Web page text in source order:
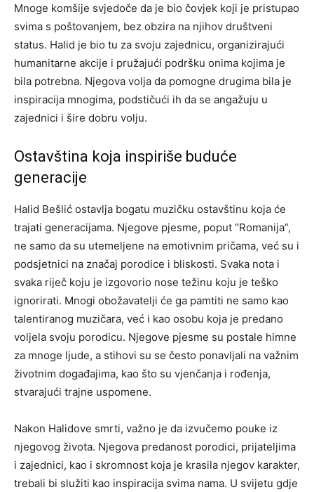
Mnoge komšije svjedoče da je bio čovjek koji je pristupao
svima s poštovanjem, bez obzira na njihov društveni
status. Halid je bio tu za svoju zajednicu, organizirajući
humanitarne akcije i pružajući podršku onima kojima je
bila potrebna. Njegova volja da pomogne drugima bila je
inspiracija mnogima, podstičući ih da se angažuju u
zajednici i šire dobru volju.
Ostavština koja inspiriše buduće
generacije
Halid Bešlić ostavlja bogatu muzičku ostavštinu koja će
trajati generacijama. Njegove pjesme, poput “Romanija”,
ne samo da su utemeljene na emotivnim pričama, već su i
podsjetnici na značaj porodice i bliskosti. Svaka nota i
svaka riječ koju je izgovorio nose težinu koju je teško
ignorirati. Mnogi obožavatelji će ga pamtiti ne samo kao
talentiranog muzičara, već i kao osobu koja je predano
voljela svoju porodicu. Njegove pjesme su postale himne
za mnoge ljude, a stihovi su se često ponavljali na važnim
životnim događajima, kao što su vjenčanja i rođenja,
stvarajući trajne uspomene.
Nakon Halidove smrti, važno je da izvučemo pouke iz
njegovog života. Njegova predanost porodici, prijateljima
i zajednici, kao i skromnost koja je krasila njegov karakter,
trebali bi služiti kao inspiracija svima nama. U svijetu gdje